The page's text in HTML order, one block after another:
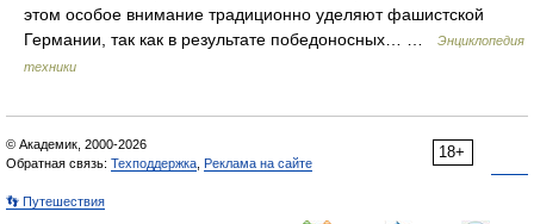
этом особое внимание традиционно уделяют фашистской
Германии, так как в результате победоносных… …
Энциклопедия
техники
18+
© Академик, 2000-2026
Обратная связь: Техподдержка Реклама на сайте
👣 Путешествия